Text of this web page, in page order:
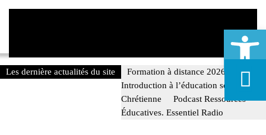
Les dernière actualités du site
Formation à distance 2026-2027.
Introduction à l’éducation scolaire
Chrétienne
Podcast Ressources
Éducatives. Essentiel Radio
Ouvrir